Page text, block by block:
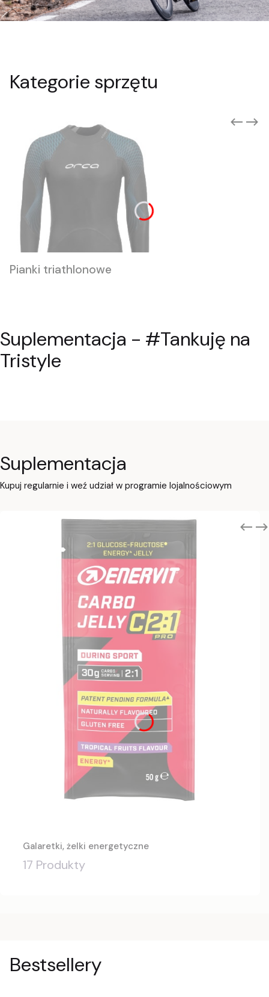
Kategorie sprzętu
Pianki triathlonowe
Suplementacja - #Tankuję na
Tristyle
Suplementacja
Żele energetyczne, batony proteinowe i
odżywki potreningowe typu gainer, elektrolity,
Zobacz produkty
Suplementacja
Kupuj regularnie i weź udział w programie lojalnościowym
Galaretki, żelki energetyczne
17 Produkty
Bestsellery